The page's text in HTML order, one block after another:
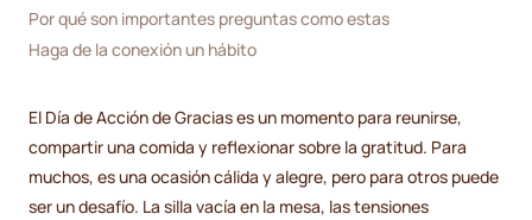
Por qué son importantes preguntas como estas
Haga de la conexión un hábito
El Día de Acción de Gracias es un momento para reunirse,
compartir una comida y reflexionar sobre la gratitud. Para
muchos, es una ocasión cálida y alegre, pero para otros puede
ser un desafío. La silla vacía en la mesa, las tensiones